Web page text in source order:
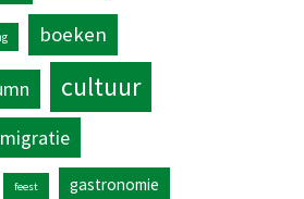
boeken
cultuur
feest gastronomie